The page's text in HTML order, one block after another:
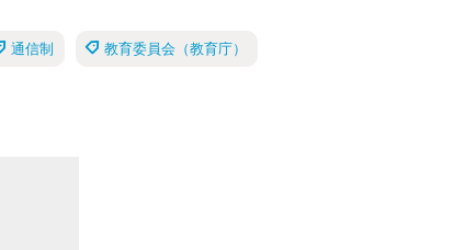
通信制 教育委員会（教育庁）